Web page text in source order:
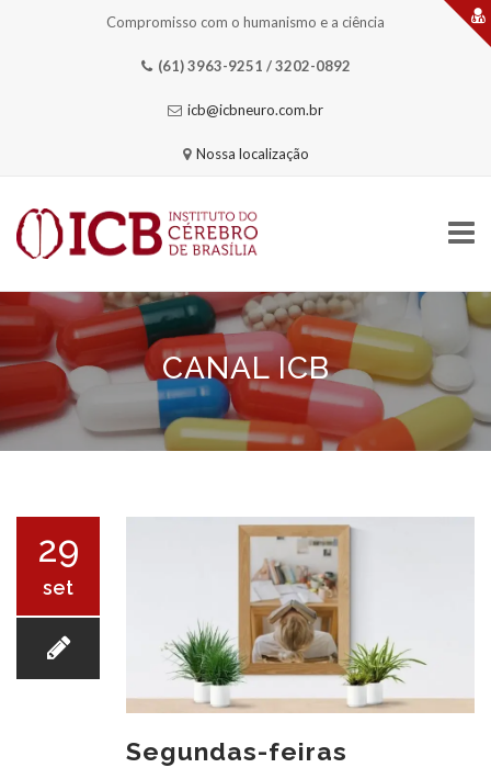
Compromisso com o humanismo e a ciência
(61) 3963-9251 / 3202-0892
icb@icbneuro.com.br
Nossa localização
Skip
to
content
HOME
O ICB
CANAL ICB
29
set
Segundas-feiras